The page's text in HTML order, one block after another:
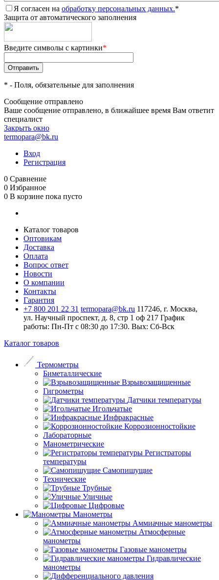
Я согласен на обработку персональных данных.*
Защита от автоматического заполнения
Введите символы с картинки*
* - Поля, обязательные для заполнения
Сообщение отправлено
Ваше сообщение отправлено, в ближайшее время Вам ответит
специалист
Закрыть окно
termopara@bk.ru
Вход
Регистрация
0 Сравнение
0 Избранное
0 В корзине пока пусто
Каталог товаров
Оптовикам
Доставка
Оплата
Вопрос ответ
Новости
О компании
Контакты
Гарантия
+7 800 201 22 31 termopara@bk.ru 117246, г. Москва,
ул. Научный проспект, д. 8, стр 1 оф 217 График
работы: Пн‑Пт с 08:30 до 17:30. Вых: Сб‑Вск
Каталог товаров
Термометры
Биметаллические
Взрывозащищенные
Гигрометры
Датчики температуры
Игольчатые
Инфракрасные
Коррозионностойкие
Лабораторные
Манометрические
Регистраторы
температуры
Самопишущие
Технические
Трубные
Уличные
Цифровые
Манометры
Аммиачные манометры
Атмосферные
манометры
Газовые манометры
Гидравлические
манометры